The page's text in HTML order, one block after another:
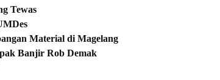
Tewas
Material di Magelang
Banjir Rob Demak